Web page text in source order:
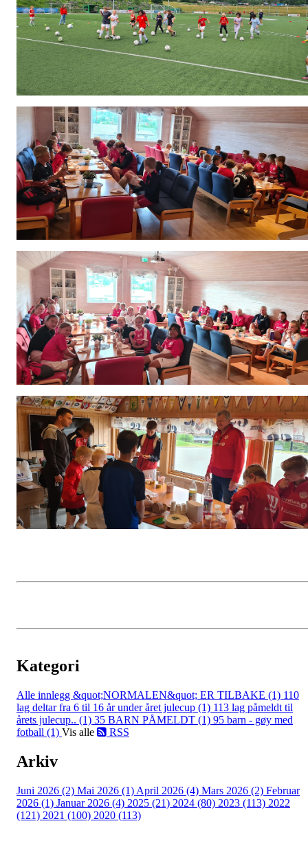
Kategori
Alle innlegg &quot;NORMALEN&quot; ER TILBAKE (1) 110
lag deltar fra 6 til 16 år under året julecup (1) 113 lag påmeldt til
årets julecup.. (1) 35 BARN PÅMELDT (1) 95 barn - gøy med
fotball (1) Vis alle RSS
Arkiv
Juni 2026 (2) Mai 2026 (1) April 2026 (4) Mars 2026 (2) Februar
2026 (1) Januar 2026 (4) 2025 (21) 2024 (80) 2023 (113) 2022
(121) 2021 (100) 2020 (113)